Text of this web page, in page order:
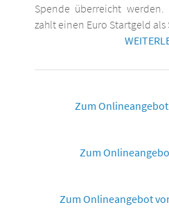
Spende überreicht
zahlt einen Euro Startgeld als
Zum Onlineangebot
Zum
Zum Onlineangebot